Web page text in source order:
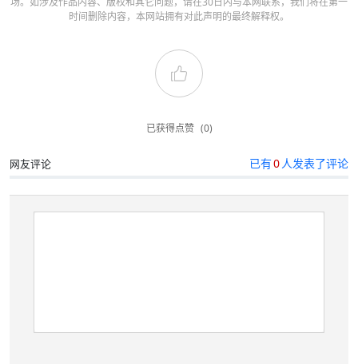
时间删除内容，本网站拥有对此声明的最终解释权。
已获得点赞 (0)
网友评论 已有0人发表了评论